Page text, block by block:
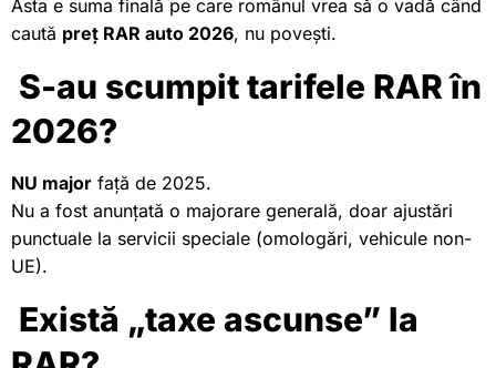
Asta e suma finală pe care românul vrea să o vadă când
caută preț RAR auto 2026, nu povești.
S-au scumpit tarifele RAR în
2026?
NU major față de 2025.
Nu a fost anunțată o majorare generală, doar ajustări
punctuale la servicii speciale (omologări, vehicule non-
UE).
Există „taxe ascunse” la